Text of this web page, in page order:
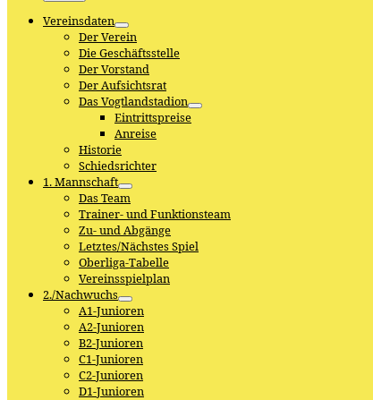
Vereinsdaten
Der Verein
Die Geschäftsstelle
Der Vorstand
Der Aufsichtsrat
Das Vogtlandstadion
Eintrittspreise
Anreise
Historie
Schiedsrichter
1. Mannschaft
Das Team
Trainer- und Funktionsteam
Zu- und Abgänge
Letztes/Nächstes Spiel
Oberliga-Tabelle
Vereinsspielplan
2./Nachwuchs
A1-Junioren
A2-Junioren
B2-Junioren
C1-Junioren
C2-Junioren
D1-Junioren